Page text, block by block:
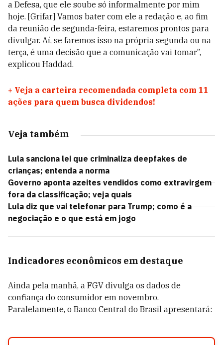
a Defesa, que ele soube só informalmente por mim
hoje. [Grifar] Vamos bater com ele a redação e, ao fim
da reunião de segunda-feira, estaremos prontos para
divulgar. Aí, se faremos isso na própria segunda ou na
terça, é uma decisão que a comunicação vai tomar”,
explicou Haddad.
+ Veja a carteira recomendada completa com 11
ações para quem busca dividendos!
Veja também
Lula sanciona lei que criminaliza deepfakes de
crianças; entenda a norma
Governo aponta azeites vendidos como extravirgem
fora da classificação; veja quais
Lula diz que vai telefonar para Trump; como é a
negociação e o que está em jogo
Indicadores econômicos em destaque
Ainda pela manhã, a FGV divulga os dados de
confiança do consumidor em novembro.
Paralelamente, o Banco Central do Brasil apresentará: